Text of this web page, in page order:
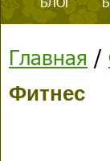
Главная /
Фитнес